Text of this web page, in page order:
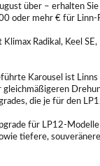
über – erhalten
oder mehr € für
Radikal, Keel
Karousel ist
die je für den
für LP12-
tiefere,